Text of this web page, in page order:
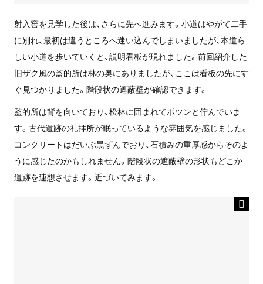
射入窖を見学した後は、さらに先へ進みます。小道はやがて二手
に別れ、最初は違うところへ迷い込んでしまいましたが、本道ら
しい小道を歩いていくと、説明看板が現れました。前回紹介した
旧ザク風の監的所は林の奥にありましたが、ここは看板の先にす
ぐ見つかりました。階段状の遮蔽壁が確認できます。
監的所は背を向いており、松林に囲まれてポツンと佇んでいま
す。古代遺跡の礼拝所が眠っているような雰囲気を感じました。
コンクリートはだいぶ黒ずんでおり、石積みの重厚感からそのよ
うに感じたのかもしれません。階段状の遮蔽壁の形状もどこか
遺跡を連想させます。近づいてみます。